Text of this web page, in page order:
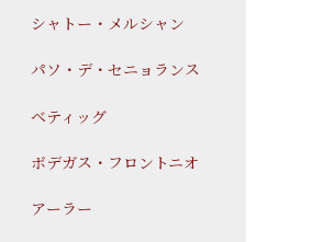
シャトー・メルシャン
パソ・デ・セニョランス
ベティッグ
ボデガス・フロントニオ
アーラー